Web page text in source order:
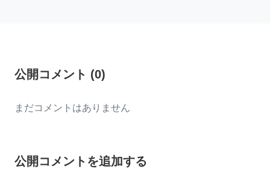
公開コメント (0)
まだコメントはありません
公開コメントを追加する